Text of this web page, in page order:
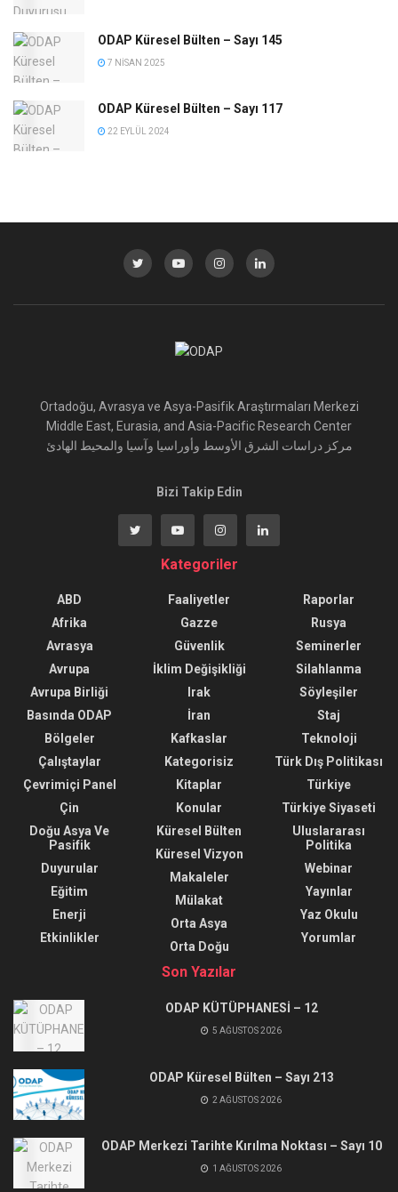
ODAP Küresel Bülten – Sayı 145
7 NISAN 2025
ODAP Küresel Bülten – Sayı 117
22 EYLÜL 2024
Ortadoğu, Avrasya ve Asya-Pasifik Araştırmaları Merkezi
Middle East, Eurasia, and Asia-Pacific Research Center
مركز دراسات الشرق الأوسط وأوراسيا وآسيا والمحيط الهادئ
Bizi Takip Edin
Kategoriler
ABD
Afrika
Avrasya
Avrupa
Avrupa Birliği
Basında ODAP
Bölgeler
Çalıştaylar
Çevrimiçi Panel
Çin
Doğu Asya Ve
Pasifik
Duyurular
Eğitim
Enerji
Etkinlikler
Faaliyetler
Gazze
Güvenlik
İklim Değişikliği
Irak
İran
Kafkaslar
Kategorisiz
Kitaplar
Konular
Küresel Bülten
Küresel Vizyon
Makaleler
Mülakat
Orta Asya
Orta Doğu
Raporlar
Rusya
Seminerler
Silahlanma
Söyleşiler
Staj
Teknoloji
Türk Dış Politikası
Türkiye
Türkiye Siyaseti
Uluslararası
Politika
Webinar
Yayınlar
Yaz Okulu
Yorumlar
Son Yazılar
ODAP KÜTÜPHANESİ – 12
5 AĞUSTOS 2026
ODAP Küresel Bülten – Sayı 213
2 AĞUSTOS 2026
ODAP Merkezi Tarihte Kırılma Noktası – Sayı 10
1 AĞUSTOS 2026